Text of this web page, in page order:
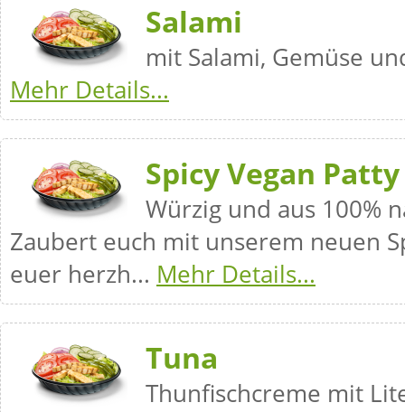
Salami
mit Salami, Gemüse
Mehr Details...
Spicy Vegan Patty
Würzig und aus 100%
Zaubert euch mit unserem neuen
euer herzh... Mehr Details...
Tuna
Thunfischcreme mit